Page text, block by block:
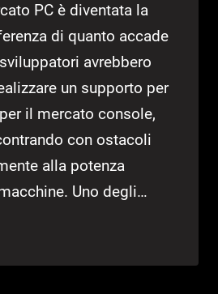
PC è diventata la
di quanto accade
avrebbero
un supporto per
il mercato console,
con ostacoli
alla potenza
Uno degli…